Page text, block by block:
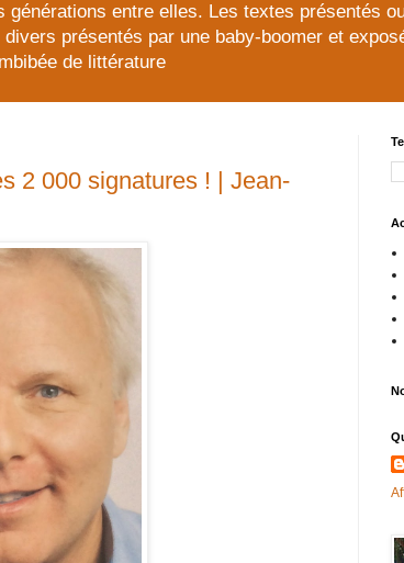
générations entre elles. Les textes présentés
présentés par une baby-boomer et
de littérature
2 000 signatures ! | Jean-